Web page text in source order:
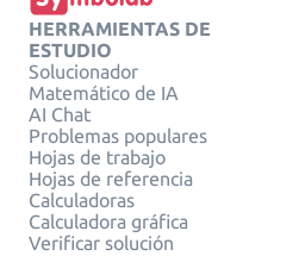
HERRAMIENTAS DE
ESTUDIO
Solucionador
Matemático de IA
AI Chat
Problemas populares
Hojas de trabajo
Hojas de referencia
Calculadoras
Calculadora gráfica
Verificar solución